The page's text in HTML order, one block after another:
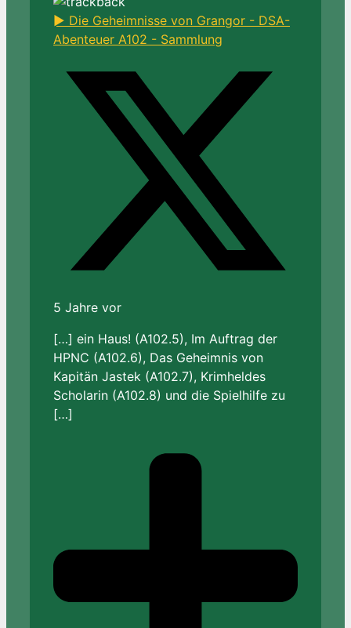
► Die Geheimnisse von Grangor - DSA-
Abenteuer A102 - Sammlung
5 Jahre vor
[…] ein Haus! (A102.5), Im Auftrag der
HPNC (A102.6), Das Geheimnis von
Kapitän Jastek (A102.7), Krimheldes
Scholarin (A102.8) und die Spielhilfe zu
[…]